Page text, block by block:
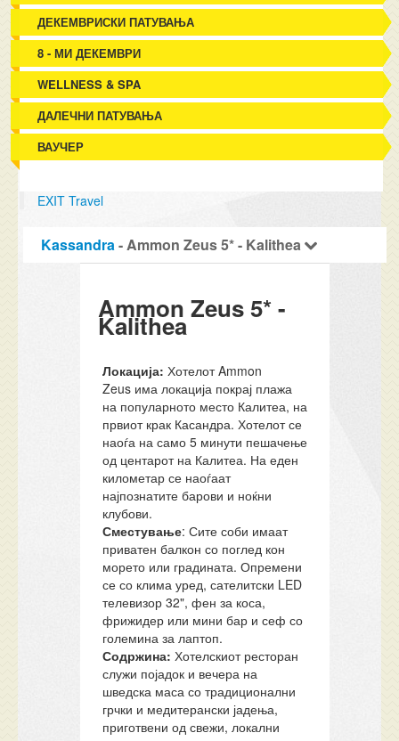
ДЕКЕМВРИСКИ ПАТУВАЊА
8 - МИ ДЕКЕМВРИ
WELLNESS & SPA
ДАЛЕЧНИ ПАТУВАЊА
ВАУЧЕР
EXIT Travel
Kassandra- Ammon Zeus 5* - Kalithea
Ammon Zeus 5* -
Kalithea
Локација: Хотелот Ammon
Zeus има локација покрај плажа
на популарното место Калитеа, на
првиот крак Касандра. Хотелот се
наоѓа на само 5 минути пешачење
од центарот на Калитеа. На еден
километар се наоѓаат
најпознатите барови и ноќни
клубови.
Сместување: Сите соби имаат
приватен балкон со поглед кон
морето или градината. Опремени
се со клима уред, сателитски LED
телевизор 32", фен за коса,
фрижидер или мини бар и сеф со
големина за лаптоп.
Содржина: Хотелскиот ресторан
служи појадок и вечера на
шведска маса со традиционални
грчки и медитерански јадења,
приготвени од свежи, локални